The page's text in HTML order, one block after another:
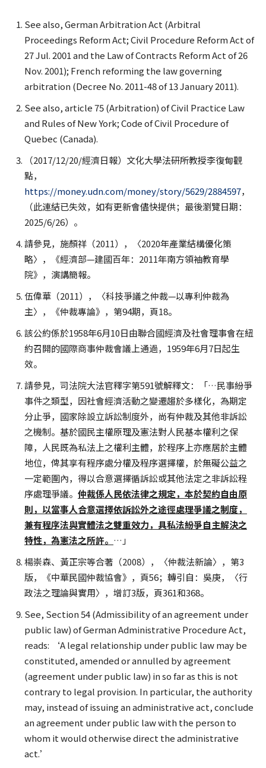
See also, German Arbitration Act (Arbitral
Proceedings Reform Act; Civil Procedure Reform Act of
27 Jul. 2001 and the Law of Contracts Reform Act of 26
Nov. 2001); French reforming the law governing
arbitration (Decree No. 2011-48 of 13 January 2011).
See also, article 75 (Arbitration) of Civil Practice Law
and Rules of New York; Code of Civil Procedure of
Quebec (Canada).
（2017/12/20/經濟日報）文化大學法研所教授李復甸觀
點，
https://money.udn.com/money/story/5629/2884597，
（此連結已失效，如有更新會儘快提供；最後瀏覽日期：
2025/6/26）。
請參見，施顏祥（2011），〈2020年產業結構優化策
略〉，《經濟部—建國百年：2011年南方領袖教育學
院》，演講簡報。
伍偉華（2011），〈科技爭議之仲裁—以專利仲裁為
主〉，《仲裁專論》，第94期，頁18。
該公約係於1958年6月10日由聯合國經濟及社會理事會在紐
約召開的國際商事仲裁會議上通過，1959年6月7日起生
效。
請參見，司法院大法官釋字第591號解釋文：「…民事紛爭
事件之類型，因社會經濟活動之變遷趨於多樣化，為期定
分止爭，國家除設立訴訟制度外，尚有仲裁及其他非訴訟
之機制。基於國民主權原理及憲法對人民基本權利之保
障，人民既為私法上之權利主體，於程序上亦應居於主體
地位，俾其享有程序處分權及程序選擇權，於無礙公益之
一定範圍內，得以合意選擇循訴訟或其他法定之非訴訟程
序處理爭議。 仲裁係人民依法律之規定，本於契約自由原
則，以當事人合意選擇依訴訟外之途徑處理爭議之制度，
兼有程序法與實體法之雙重效力，具私法紛爭自主解決之
特性，為憲法之所許。 …」
楊崇森、黃正宗等合著（2008），〈仲裁法新論〉，第3
版，《中華民國仲裁協會》，頁56；轉引自：吳庚，〈行
政法之理論與實用〉，增訂3版，頁361和368。
See, Section 54 (Admissibility of an agreement under
public law) of German Administrative Procedure Act,
reads: ‘A legal relationship under public law may be
constituted, amended or annulled by agreement
(agreement under public law) in so far as this is not
contrary to legal provision. In particular, the authority
may, instead of issuing an administrative act, conclude
an agreement under public law with the person to
whom it would otherwise direct the administrative
act.’